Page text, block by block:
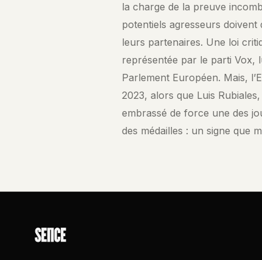
la charge de la preuve
potentiels agresseurs
leurs partenaires. Une loi
représentée par le parti Vox,
Parlement Européen. Mais,
2023, alors que Luis
embrassé de force une des
des médailles : un signe que